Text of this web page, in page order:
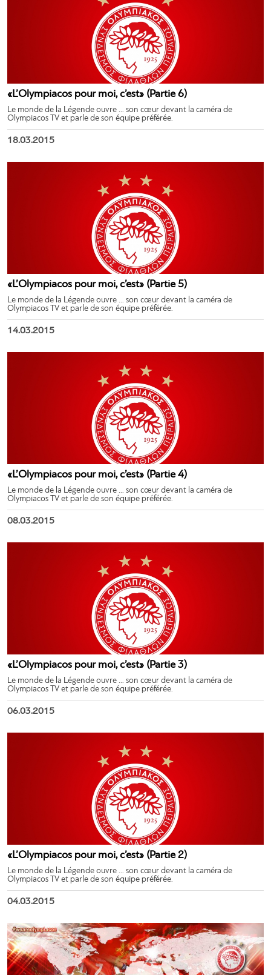
«L’Olympiacos pour moi, c’est» (Partie 6)
Le monde de la Légende ouvre … son cœur devant la caméra de
Olympiacos TV et parle de son équipe préférée.
18.03.2015
«L’Olympiacos pour moi, c’est» (Partie 5)
Le monde de la Légende ouvre … son cœur devant la caméra de
Olympiacos TV et parle de son équipe préférée.
14.03.2015
«L’Olympiacos pour moi, c’est» (Partie 4)
Le monde de la Légende ouvre … son cœur devant la caméra de
Olympiacos TV et parle de son équipe préférée.
08.03.2015
«L’Olympiacos pour moi, c’est» (Partie 3)
Le monde de la Légende ouvre … son cœur devant la caméra de
Olympiacos TV et parle de son équipe préférée.
06.03.2015
«L’Olympiacos pour moi, c’est» (Partie 2)
Le monde de la Légende ouvre … son cœur devant la caméra de
Olympiacos TV et parle de son équipe préférée.
04.03.2015